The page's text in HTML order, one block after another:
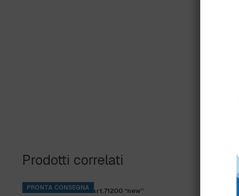
Prodotti correlati
PRONTA CONSEGNA
FRANGIA SOFT SR art.71200 “new”